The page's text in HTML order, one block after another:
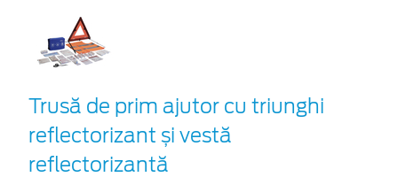
Trusă de prim ajutor cu triunghi
reflectorizant și vestă
reflectorizantă